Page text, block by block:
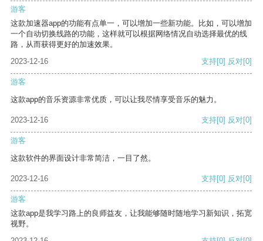
游客
这款加速器app的功能有点单一，可以增加一些新功能。比如，可以增加
一个自动切换线路的功能，这样就可以根据网络情况自动选择最优的线
路，从而获得更好的加速效果。
2023-12-16
支持[0] 反对[0]
游客
这款app的音乐资源非常优质，可以让我尽情享受音乐的魅力。
2023-12-16 支持[0] 反对[0]
游客
这款软件的界面设计非常简洁，一目了然。
2023-12-16 支持[0] 反对[0]
游客
这款app是我学习路上的良师益友，让我能够随时随地学习新知识，拓宽
视野。